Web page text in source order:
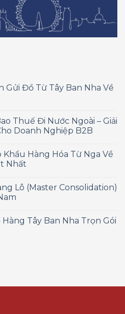
Gửi Đồ Từ Tây Ban Nha Về
Thuế Đi Nước Ngoài – Giải
Doanh Nghiệp B2B
Hàng Hóa Từ Nga Về
Nhất
Lô (Master Consolidation)
Tây Ban Nha Trọn Gói